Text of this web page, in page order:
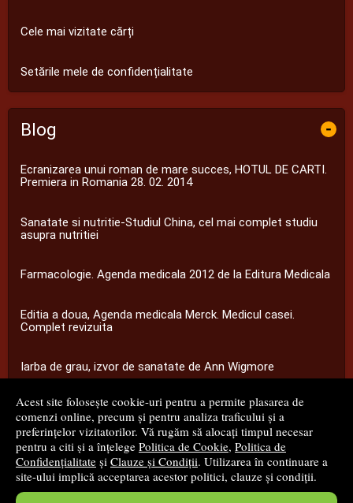
Acest site folosește cookie-uri pentru a permite plasarea de
comenzi online, precum și pentru analiza traficului și a
preferințelor vizitatorilor. Vă rugăm să alocați timpul necesar
pentru a citi și a înțelege Politica de Cookie, Politica de
Confidențialitate și Clauze și Condiții. Utilizarea în continuare a
site-ului implică acceptarea acestor politici, clauze și condiții.
Cele mai vizitate cărți
Setările mele de confidențialitate
Blog -
Ecranizarea unui roman de mare succes, HOTUL DE CARTI.
Premiera in Romania 28. 02. 2014
Sanatate si nutritie-Studiul China, cel mai complet studiu
asupra nutritiei
Farmacologie. Agenda medicala 2012 de la Editura Medicala
Editia a doua, Agenda medicala Merck. Medicul casei.
Complet revizuita
Iarba de grau, izvor de sanatate de Ann Wigmore
...toate știrile
© 2008 - 2026S.C. M.G. Net Distribution S.R.L.
Magazin onlinecreat deVital Soft